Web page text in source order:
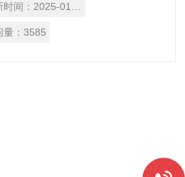
部设在美国明尼阿波利斯），之后迅
展成为测试和模拟系统以及磁致伸缩
间： 2025-01-14
： 3585